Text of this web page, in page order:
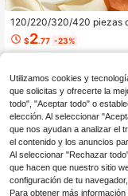
120/220/320/420 piezas
tes pétalos de rosa de tela
naranja quemado y
os para bodas,
ficiales hechas a mano
Día de San Valentín, el
dre y ocasiones
n para decoraciones de
$2.77 -23%
Utilizamos cookies y
que solicitas y ofrecerte la
todo", "Aceptar todo" o
elección. Al seleccionar
que nos ayudan a analizar el
el contenido y los anuncios
Al seleccionar "Rechazar
que hacen que nuestro sitio
configuración de tu
Para obtener más